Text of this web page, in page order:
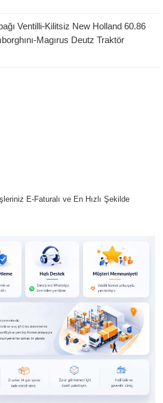
Ventilli-Kilitsiz New Holland 60.86
Magırus Deutz Traktör
E-Faturalı ve En Hızlı Şekilde